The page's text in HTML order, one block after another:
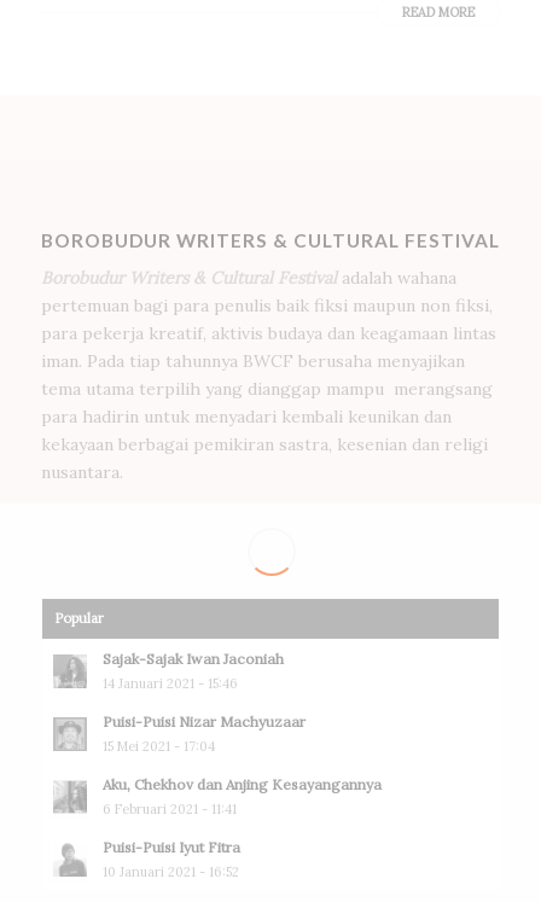
READ MORE
BOROBUDUR WRITERS & CULTURAL FESTIVAL
Borobudur Writers & Cultural Festival adalah wahana
pertemuan bagi para penulis baik fiksi maupun non fiksi,
para pekerja kreatif, aktivis budaya dan keagamaan lintas
iman. Pada tiap tahunnya BWCF berusaha menyajikan
tema utama terpilih yang dianggap mampu merangsang
para hadirin untuk menyadari kembali keunikan dan
kekayaan berbagai pemikiran sastra, kesenian dan religi
nusantara.
Popular
Sajak-Sajak Iwan Jaconiah
14 Januari 2021 - 15:46
Puisi-Puisi Nizar Machyuzaar
15 Mei 2021 - 17:04
Aku, Chekhov dan Anjing Kesayangannya
6 Februari 2021 - 11:41
Puisi-Puisi Iyut Fitra
10 Januari 2021 - 16:52